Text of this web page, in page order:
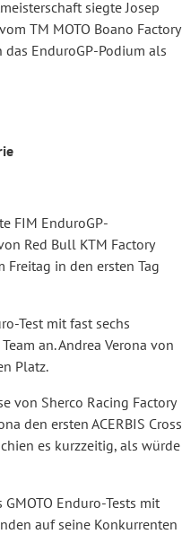
siegte Josep
TM MOTO Boano Factory
das EnduroGP-Podium als
FIM EnduroGP-
Red Bull KTM Factory
Freitag in den ersten Tag
Test mit fast sechs
an. Andrea Verona von
Platz.
von Sherco Racing Factory
den ersten ACERBIS Cross
es kurzzeitig, als würde
Enduro-Tests mit
auf seine Konkurrenten